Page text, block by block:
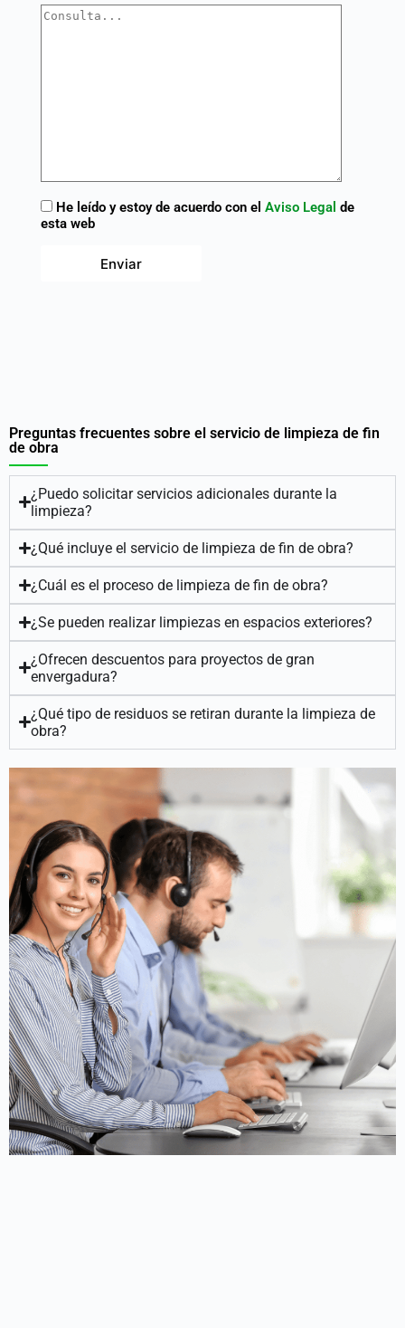
He leído y estoy de acuerdo con el Aviso Legal de
esta web
Preguntas frecuentes sobre el servicio de limpieza de fin
de obra
¿Puedo solicitar servicios adicionales durante la
limpieza?
¿Qué incluye el servicio de limpieza de fin de obra?
¿Cuál es el proceso de limpieza de fin de obra?
¿Se pueden realizar limpiezas en espacios exteriores?
¿Ofrecen descuentos para proyectos de gran
envergadura?
¿Qué tipo de residuos se retiran durante la limpieza de
obra?